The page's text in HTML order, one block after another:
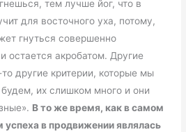
тем лучше йог, что в
для восточного уха, потому,
гнуться совершенно
остается акробатом. Другие
другие критерии, которые мы
их слишком много и они
В то же время, как в самом
успеха в продвижении являлась